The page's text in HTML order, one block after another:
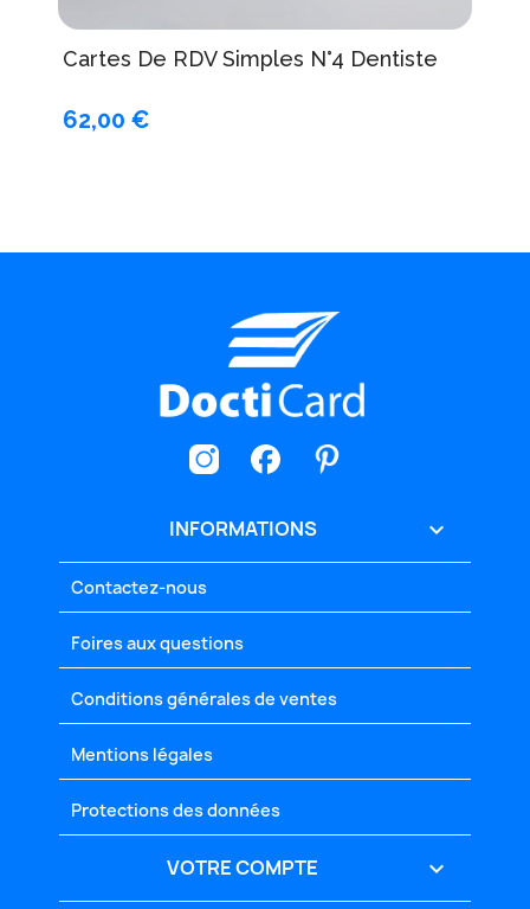
Cartes De RDV Simples N°4 Dentiste
62,00 €
INFORMATIONS 
Contactez-nous
Foires aux questions
Conditions générales de ventes
Mentions légales
Protections des données
VOTRE COMPTE 